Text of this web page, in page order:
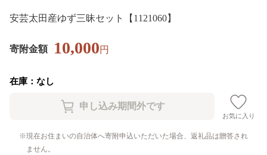
安芸太田産ゆず三昧セット【1121060】
寄附金額 10,000円
在庫：なし
お気に入り
現在お住まいの自治体へ寄附申込いただいた場合、返礼品は贈答され
ません。